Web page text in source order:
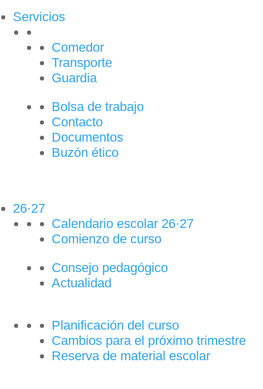
Servicios
Comedor
Transporte
Guardia
Bolsa de trabajo
Contacto
Documentos
Buzón ético
26·27
Calendario escolar 26·27
Comienzo de curso
Consejo pedagógico
Actualidad
Planificación del curso
Cambios para el próximo trimestre
Reserva de material escolar